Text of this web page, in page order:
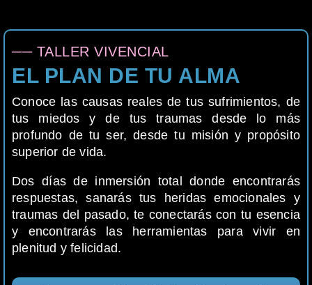
── TALLER VIVENCIAL
EL PLAN DE TU ALMA
Conoce las causas reales de tus sufrimientos, de
tus miedos y de tus traumas desde lo más
profundo de tu ser, desde tu misión y propósito
superior de vida.
Dos días de inmersión total donde encontrarás
respuestas, sanarás tus heridas emocionales y
traumas del pasado, te conectarás con tu esencia
y encontrarás las herramientas para vivir en
plenitud y felicidad.